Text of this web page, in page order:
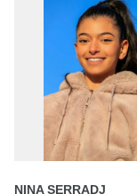
NINA SERRADJ